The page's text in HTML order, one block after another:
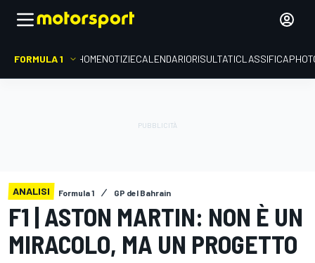
FORMULA 1 HOMENOTIZIECALENDARIORISULTATICLASSIFICA
ANALISI Formula 1 GP del Bahrain
F1 | ASTON MARTIN: NON È UN
MIRACOLO, MA UN PROGETTO